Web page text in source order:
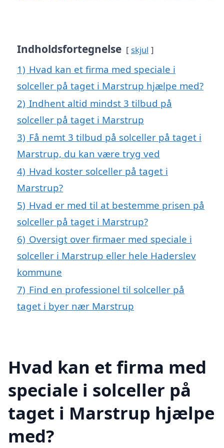
Indholdsfortegnelse skjul
1) Hvad kan et firma med speciale i
solceller på taget i Marstrup hjælpe med?
2) Indhent altid mindst 3 tilbud på
solceller på taget i Marstrup
3) Få nemt 3 tilbud på solceller på taget i
Marstrup, du kan være tryg ved
4) Hvad koster solceller på taget i
Marstrup?
5) Hvad er med til at bestemme prisen på
solceller på taget i Marstrup?
6) Oversigt over firmaer med speciale i
solceller i Marstrup eller hele Haderslev
kommune
7) Find en professionel til solceller på
taget i byer nær Marstrup
Hvad kan et firma med
speciale i solceller på
taget i Marstrup hjælpe
med?